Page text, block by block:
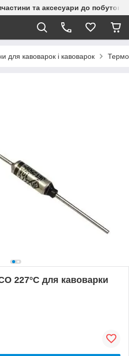
та аксесуари до побутової
для кавоварок і кавоварок
227°C для кавоварки